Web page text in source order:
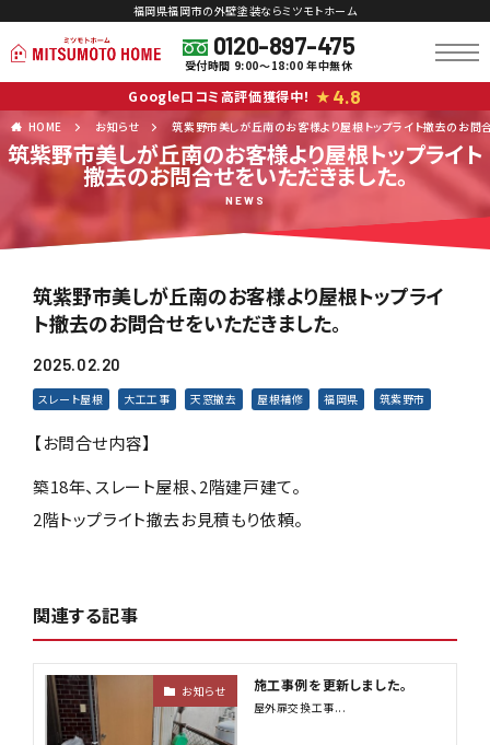
福岡県福岡市の外壁塗装ならミツモトホーム
0120-897-475
受付時間 9:00～18:00 年中無休
Google口コミ高評価獲得中！ ★ 4.8
HOME お知らせ 筑紫野市美しが丘南のお客様より屋根トップライト撤去のお問
筑紫野市美しが丘南のお客様より屋根トップライト
撤去のお問合せをいただきました。
NEWS
筑紫野市美しが丘南のお客様より屋根トップライ
ト撤去のお問合せをいただきました。
2025.02.20
スレート屋根 大工工事 天窓撤去 屋根補修 福岡県 筑紫野市
【お問合せ内容】
築18年、スレート屋根、2階建戸建て。
2階トップライト撤去お見積もり依頼。
関連する記事
お知らせ 施工事例を更新しました。
屋外扉交換工事...